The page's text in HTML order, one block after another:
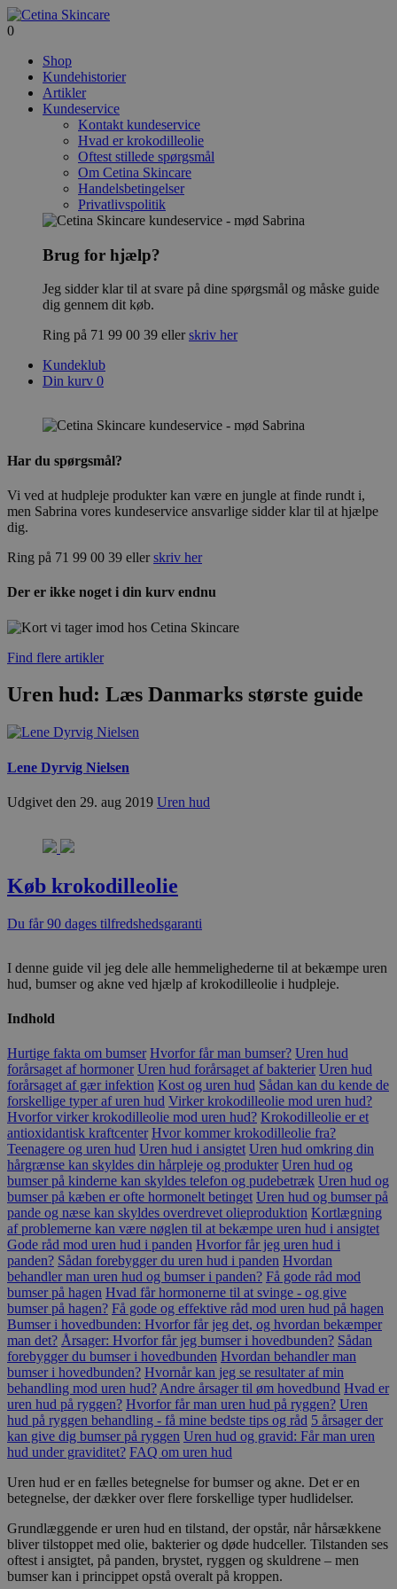
0
Shop
Kundehistorier
Artikler
Kundeservice
Kontakt kundeservice
Hvad er krokodilleolie
Oftest stillede spørgsmål
Om Cetina Skincare
Handelsbetingelser
Privatlivspolitik
Brug for hjælp?
Jeg sidder klar til at svare på dine spørgsmål og måske guide
dig gennem dit køb.
Ring på 71 99 00 39 ellerskriv her
Kundeklub
Din kurv 0
Har du spørgsmål?
Vi ved at hudpleje produkter kan være en jungle at finde rundt i,
men Sabrina vores kundeservice ansvarlige sidder klar til at hjælpe
dig.
Ring på 71 99 00 39 ellerskriv her
Der er ikke noget i din kurv endnu
Find flere artikler
Uren hud: Læs Danmarks største guide
Lene Dyrvig Nielsen
Udgivet den 29. aug 2019 Uren hud
Køb krokodilleolie
Du får 90 dages tilfredshedsgaranti
I denne guide vil jeg dele alle hemmelighederne til at bekæmpe uren
hud, bumser og akne ved hjælp af krokodilleolie i hudpleje.
Indhold
Hurtige fakta om bumser Hvorfor får man bumser? Uren hud
forårsaget af hormoner Uren hud forårsaget af bakterier Uren hud
forårsaget af gær infektion Kost og uren hud Sådan kan du kende de
forskellige typer af uren hud Virker krokodilleolie mod uren hud?
Hvorfor virker krokodilleolie mod uren hud? Krokodilleolie er et
antioxidantisk kraftcenter Hvor kommer krokodilleolie fra?
Teenagere og uren hud Uren hud i ansigtet Uren hud omkring din
hårgrænse kan skyldes din hårpleje og produkter Uren hud og
bumser på kinderne kan skyldes telefon og pudebetræk Uren hud og
bumser på kæben er ofte hormonelt betinget Uren hud og bumser på
pande og næse kan skyldes overdrevet olieproduktion Kortlægning
af problemerne kan være nøglen til at bekæmpe uren hud i ansigtet
Gode råd mod uren hud i panden Hvorfor får jeg uren hud i
panden? Sådan forebygger du uren hud i panden Hvordan
behandler man uren hud og bumser i panden? Få gode råd mod
bumser på hagen Hvad får hormonerne til at svinge - og give
bumser på hagen? Få gode og effektive råd mod uren hud på hagen
Bumser i hovedbunden: Hvorfor får jeg det, og hvordan bekæmper
man det? Årsager: Hvorfor får jeg bumser i hovedbunden? Sådan
forebygger du bumser i hovedbunden Hvordan behandler man
bumser i hovedbunden? Hvornår kan jeg se resultater af min
behandling mod uren hud? Andre årsager til øm hovedbund Hvad er
uren hud på ryggen? Hvorfor får man uren hud på ryggen? Uren
hud på ryggen behandling - få mine bedste tips og råd 5 årsager der
kan give dig bumser på ryggen Uren hud og gravid: Får man uren
hud under graviditet? FAQ om uren hud
Uren hud er en fælles betegnelse for bumser og akne. Det er en
betegnelse, der dækker over flere forskellige typer hudlidelser.
Grundlæggende er uren hud en tilstand, der opstår, når hårsækkene
bliver tilstoppet med olie, bakterier og døde hudceller. Tilstanden ses
oftest i ansigtet, på panden, brystet, ryggen og skuldrene – men
bumser kan i princippet opstå overalt på kroppen.